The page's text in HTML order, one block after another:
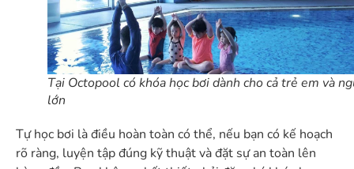
Tại Octopool có khóa học bơi dành cho cả trẻ em và
lớn
Tự học bơi là điều hoàn toàn có thể, nếu bạn có kế hoạch
rõ ràng, luyện tập đúng kỹ thuật và đặt sự an toàn lên